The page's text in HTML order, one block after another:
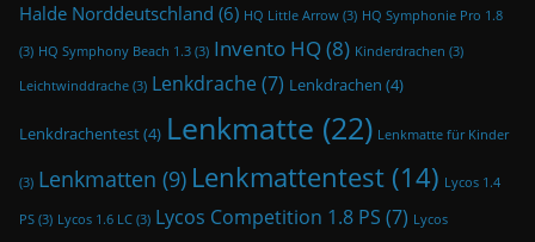
Halde Norddeutschland (6) HQ Little Arrow (3) HQ Symphonie Pro 1.8
(3) HQ Symphony Beach 1.3 (3) Invento HQ(8) Kinderdrachen (3)
Leichtwinddrache (3) Lenkdrache (7) Lenkdrachen (4)
Lenkdrachentest(4) Lenkmatte (22) Lenkmatte für Kinder
(3) Lenkmatten (9) Lenkmattentest (14) Lycos 1.4
PS (3) Lycos 1.6 LC (3) Lycos Competition 1.8 PS (7) Lycos